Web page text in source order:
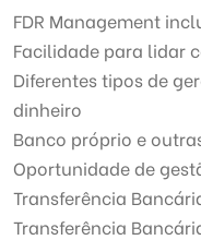
FDR Management
Facilidade para lidar
Diferentes tipos de
dinheiro
Banco próprio e
Oportunidade de
Transferência
Transferência